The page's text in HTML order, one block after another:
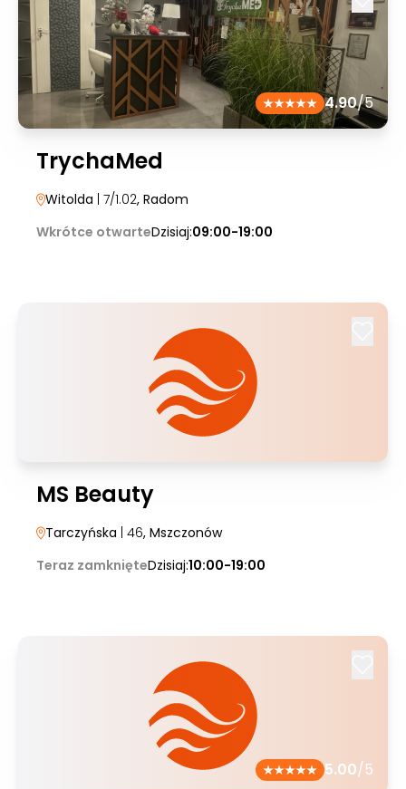
4.90/5
TrychaMed
Witolda | 7/1.02, Radom
Wkrótce otwarteDzisiaj:09:00-19:00
MS Beauty
Tarczyńska | 46, Mszczonów
Teraz zamknięteDzisiaj:10:00-19:00
5.00/5